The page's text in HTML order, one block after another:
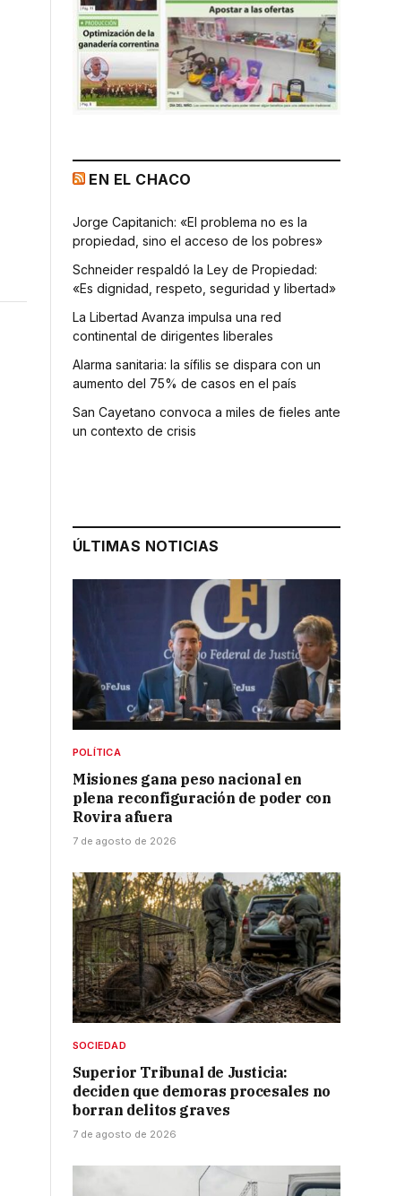
EN EL CHACO
Jorge Capitanich: «El problema no es la
propiedad, sino el acceso de los pobres»
Schneider respaldó la Ley de Propiedad:
«Es dignidad, respeto, seguridad y libertad»
La Libertad Avanza impulsa una red
continental de dirigentes liberales
Alarma sanitaria: la sífilis se dispara con un
aumento del 75% de casos en el país
San Cayetano convoca a miles de fieles ante
un contexto de crisis
ÚLTIMAS NOTICIAS
POLÍTICA
Misiones gana peso nacional en
plena reconfiguración de poder con
Rovira afuera
7 de agosto de 2026
SOCIEDAD
Superior Tribunal de Justicia:
deciden que demoras procesales no
borran delitos graves
7 de agosto de 2026